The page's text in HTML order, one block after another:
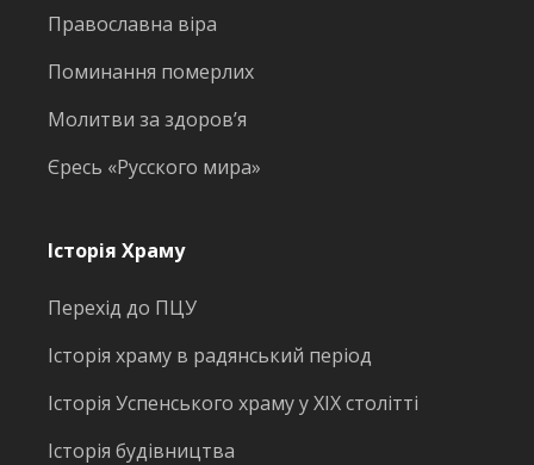
Православна віра
Поминання померлих
Молитви за здоров’я
Єресь «Русского мира»
Історія Храму
Перехід до ПЦУ
Історія храму в радянський період
Історія Успенського храму у ХІХ столітті
Історія будівництва